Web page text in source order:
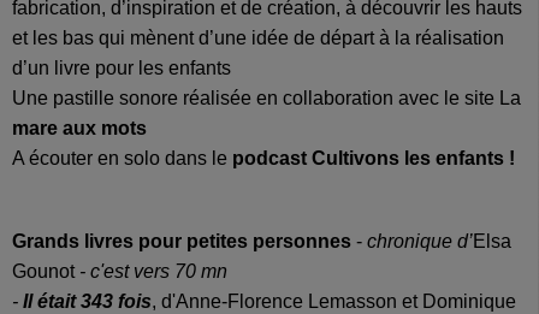
fabrication, d’inspiration et de création, à découvrir les hauts
et les bas qui mènent d’une idée de départ à la réalisation
d’un livre pour les enfants
Une pastille sonore réalisée en collaboration avec le site La
mare aux mots
A écouter en solo dans le podcast Cultivons les enfants !
Grands livres pour petites personnes - chronique d’Elsa
Gounot- c'est vers 70 mn
- Il était 343 fois, d'Anne-Florence Lemasson et Dominique